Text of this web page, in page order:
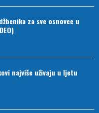
za sve osnovce u
najviše uživaju u ljetu